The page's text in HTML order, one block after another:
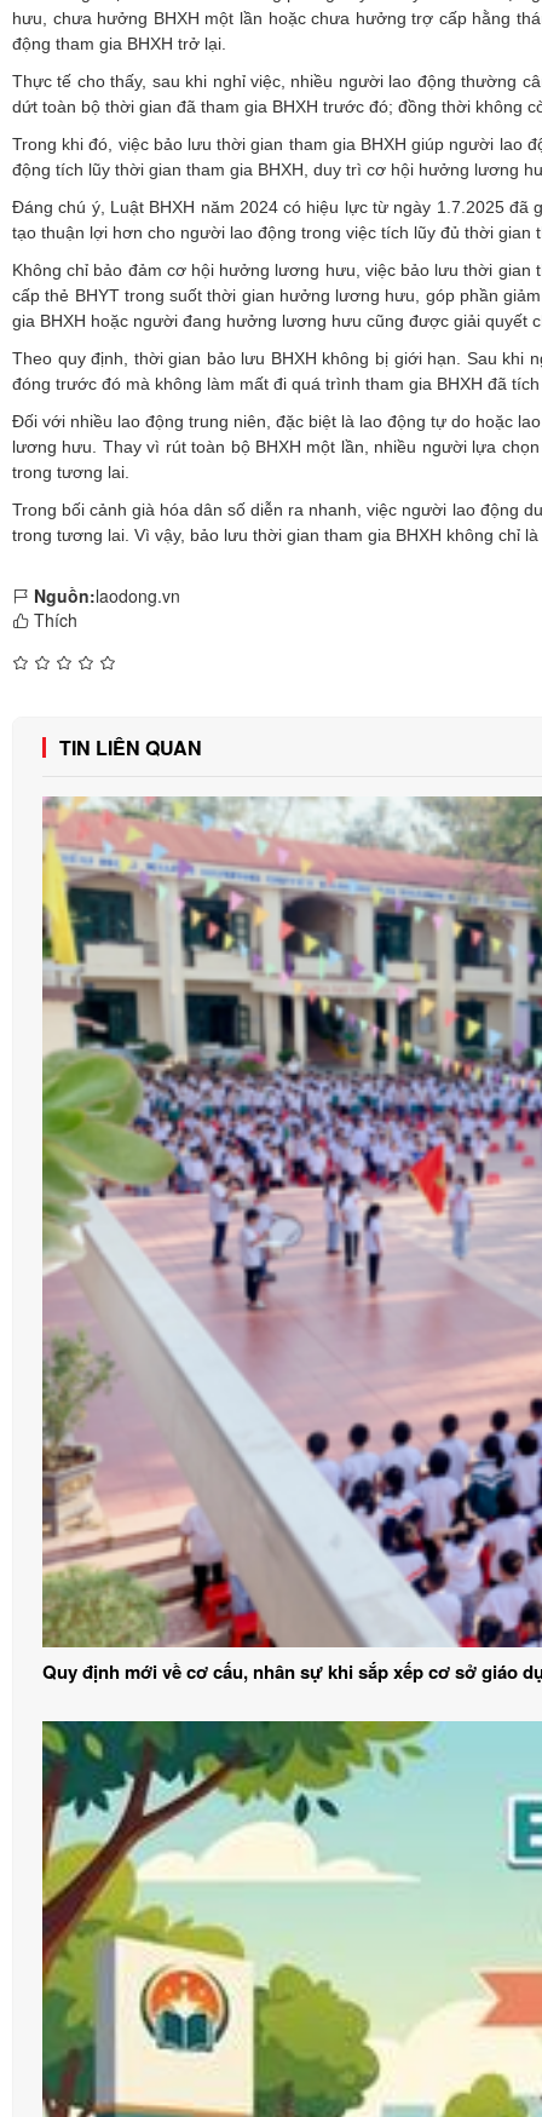
hưu, chưa hưởng BHXH một lần hoặc chưa hưởng trợ cấp hằng
động tham gia BHXH trở lại.
Thực tế cho thấy, sau khi nghỉ việc, nhiều người lao động thường
dứt toàn bộ thời gian đã tham gia BHXH trước đó; đồng thời
Trong khi đó, việc bảo lưu thời gian tham gia BHXH giúp người lao
động tích lũy thời gian tham gia BHXH, duy trì cơ hội hưởng lương
Đáng chú ý, Luật BHXH năm 2024 có hiệu lực từ ngày 1.7.2025
tạo thuận lợi hơn cho người lao động trong việc tích lũy đủ thời
Không chỉ bảo đảm cơ hội hưởng lương hưu, việc bảo lưu thời
cấp thẻ BHYT trong suốt thời gian hưởng lương hưu, góp phần
gia BHXH hoặc người đang hưởng lương hưu cũng được giải quyết
Theo quy định, thời gian bảo lưu BHXH không bị giới hạn. Sau khi
đóng trước đó mà không làm mất đi quá trình tham gia BHXH đã tích
Đối với nhiều lao động trung niên, đặc biệt là lao động tự do hoặc
lương hưu. Thay vì rút toàn bộ BHXH một lần, nhiều người lựa
trong tương lai.
Trong bối cảnh già hóa dân số diễn ra nhanh, việc người lao động
trong tương lai. Vì vậy, bảo lưu thời gian tham gia BHXH không chỉ
Nguồn:laodong.vn
Thích
TIN LIÊN QUAN
Quy định mới về cơ cấu, nhân sự khi sắp xếp cơ sở giáo